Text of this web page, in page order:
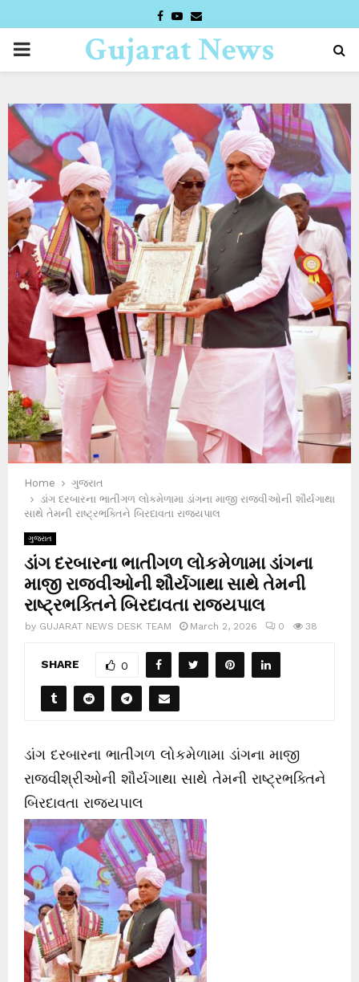
FACEBOOK
YOUTUBE
EMAIL
PRIMARYGujarat News
Home
ગુજરાત
ડાંગ દરબારના ભાતીગળ લોકમેળામા ડાંગના માજી રાજવીઓની શૌર્યગાથા
સાથે તેમની રાષ્ટ્રભક્તિને બિરદાવતા રાજ્યપાલ
ગુજરાત
ડાંગ દરબારના ભાતીગળ લોકમેળામા ડાંગના
માજી રાજવીઓની શૌર્યગાથા સાથે તેમની
રાષ્ટ્રભક્તિને બિરદાવતા રાજ્યપાલ
by GUJARAT NEWS DESK TEAM March 2, 2026 0 38
SHARE 0
ડાંગ દરબારના ભાતીગળ લોકમેળામા ડાંગના માજી
રાજવીશ્રીઓની શૌર્યગાથા સાથે તેમની રાષ્ટ્રભક્તિને
બિરદાવતા રાજ્યપાલ